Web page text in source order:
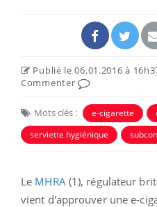
Publié le 06.01.2016 à
Commenter
Mots clés : e-cigarette
serviette hygiénique
Le MHRA (1), régulateur
vient d'approuver une e-